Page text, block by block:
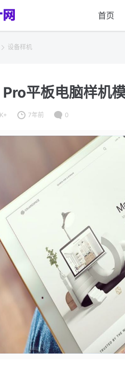
首页
设备样机
平板电脑样机
7年前 0